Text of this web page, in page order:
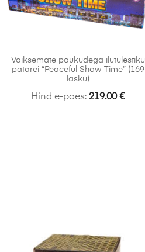
Vaiksemate paukudega ilutulestiku
patarei “Peaceful Show Time” (169
lasku)
Hind e-poes:219.00€